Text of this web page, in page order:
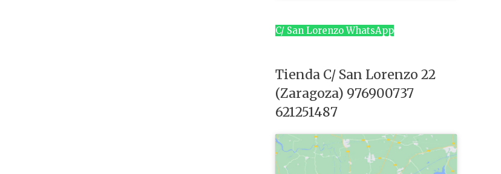
C/ San Lorenzo WhatsApp
Tienda C/ San Lorenzo 22
(Zaragoza) 976900737
621251487